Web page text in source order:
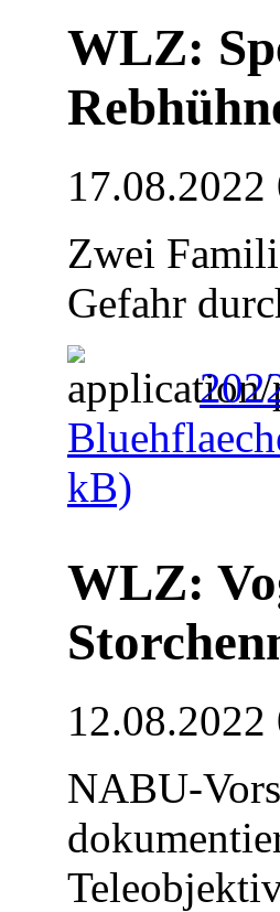
WLZ:
17.08.2022
Zwei
Gefahr
kB)
WLZ:
12.08.2022
NABU-